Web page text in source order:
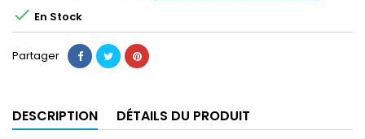
 En Stock
Partager
DESCRIPTION DÉTAILS DU PRODUIT